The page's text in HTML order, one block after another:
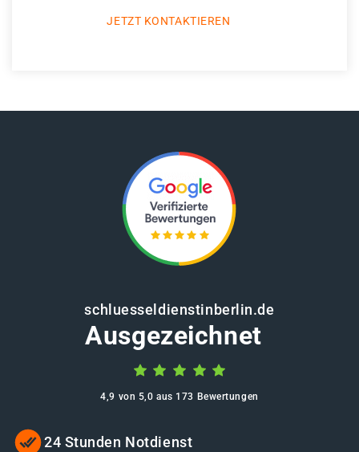
JETZT KONTAKTIEREN
schluesseldienstinberlin.de
Ausgezeichnet
4,9 von 5,0 aus 173 Bewertungen
24 Stunden Notdienst